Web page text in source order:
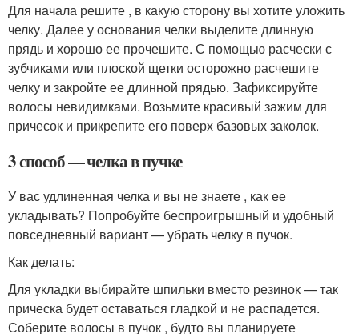
Для начала решите , в какую сторону вы хотите уложить
челку. Далее у основания челки выделите длинную
прядь и хорошо ее прочешите. С помощью расчески с
зубчиками или плоской щетки осторожно расчешите
челку и закройте ее длинной прядью. Зафиксируйте
волосы невидимками. Возьмите красивый зажим для
причесок и прикрепите его поверх базовых заколок.
3 способ — челка в пучке
У вас удлиненная челка и вы не знаете , как ее
укладывать? Попробуйте беспроигрышный и удобный
повседневный вариант — убрать челку в пучок.
Как делать:
Для укладки выбирайте шпильки вместо резинок — так
прическа будет оставаться гладкой и не распадется.
Соберите волосы в пучок , будто вы планируете